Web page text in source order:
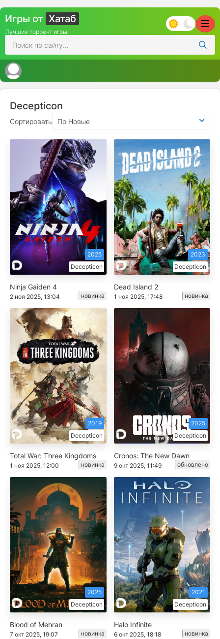
Игры от Хатаб
Лучшие торрент игры!
Decepticon
Сортировать По Новые
Decepticon
2025
Ninja Gaiden 4
2 ноя 2025, 13:04 новинка
Decepticon
2023
Dead Island 2
1 ноя 2025, 17:48 новинка
Decepticon
2019
Total War: Three Kingdoms
1 ноя 2025, 12:00 новинка
Decepticon
2025
Cronos: The New Dawn
9 окт 2025, 11:49 обновлено
Decepticon
2025
Blood of Mehran
7 окт 2025, 19:07 новинка
Decepticon
2021
Halo Infinite
6 окт 2025, 18:18 новинка